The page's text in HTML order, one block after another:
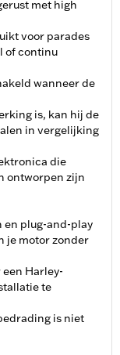
met high
voor parades
of continu
wanneer de
is, kan hij de
in vergelijking
die
ontworpen zijn
en plug-and-play
je motor zonder
Harley-
te
is niet